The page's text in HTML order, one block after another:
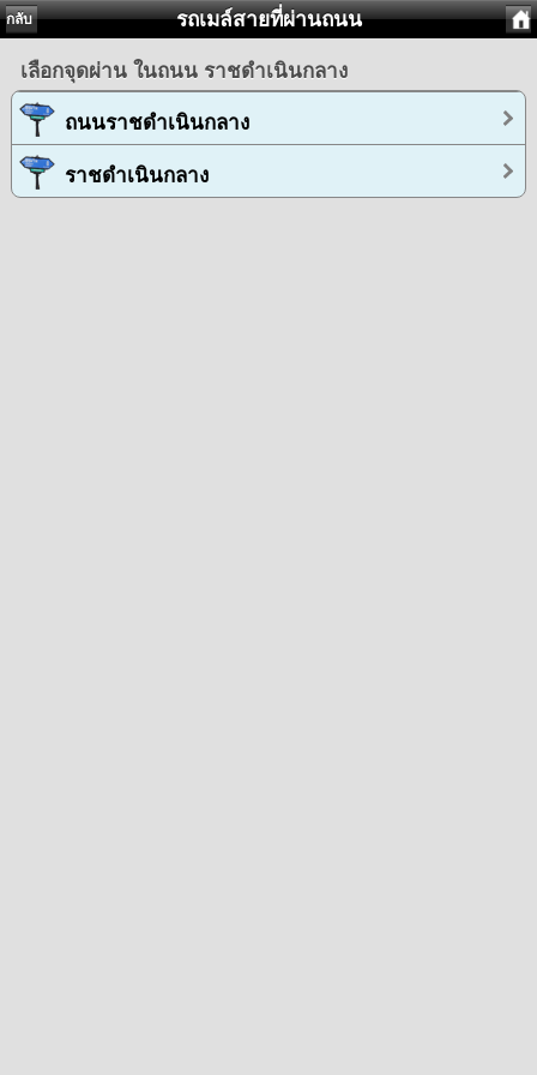
กลับ รถเมล์สายที่ผ่านถนน
เลือกจุดผ่าน ในถนน ราชดำเนินกลาง
ถนนราชดำเนินกลาง
ราชดำเนินกลาง